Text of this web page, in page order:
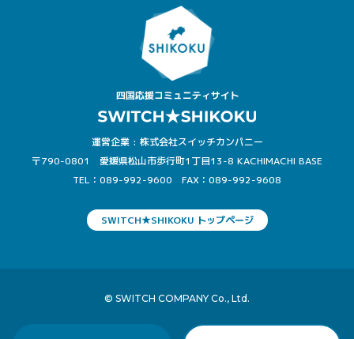
運営企業 : 株式会社スイッチカンパニー
〒790-0801 愛媛県松山市歩行町1丁目13-8 KACHIMACHI BASE
TEL：089-992-9600
FAX：089-992-9608
SWITCH★SHIKOKU トップページ
© SWITCH COMPANY Co., Ltd.